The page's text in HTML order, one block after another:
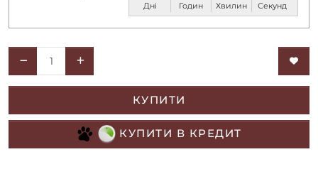
Дні Годин Хвилин Секунд
КУПИТИ
КУПИТИ В КРЕДИТ